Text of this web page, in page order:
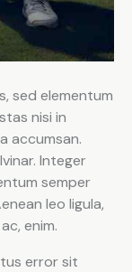
nisi in
accumsan.
Integer
semper
leo ligula,
enim.
error sit